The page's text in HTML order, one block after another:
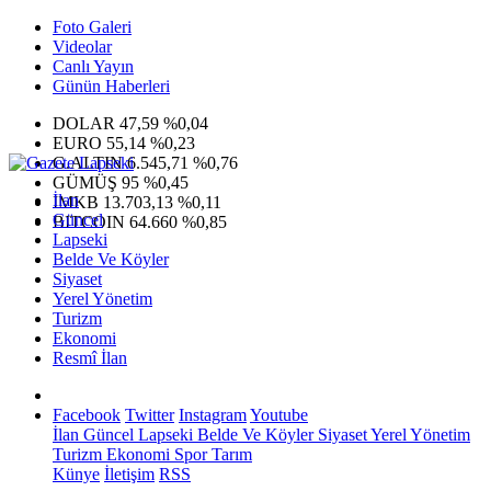
Foto Galeri
Videolar
Canlı Yayın
Günün Haberleri
DOLAR 47,59 %0,04
EURO 55,14 %0,23
G.ALTIN6.545,71 %0,76
GÜMÜŞ 95 %0,45
IMKB 13.703,13 %0,11
BITCOIN 64.660 %0,85
İlan
Güncel
Lapseki
Belde Ve Köyler
Siyaset
Yerel Yönetim
Turizm
Ekonomi
Resmî İlan
Facebook Twitter InstagramYoutube
İlan Güncel Lapseki Belde Ve KöylerSiyasetYerel Yönetim
Turizm Ekonomi SporTarım
Künye İletişim RSS